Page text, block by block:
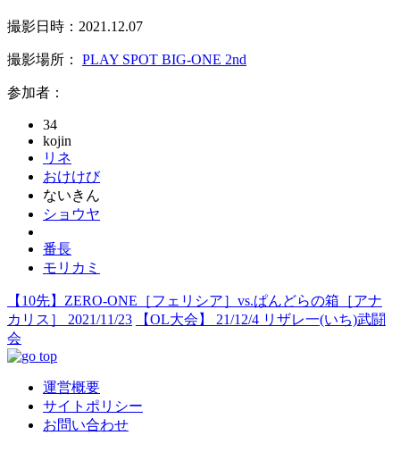
撮影日時：2021.12.07
撮影場所： PLAY SPOT BIG-ONE 2nd
参加者：
34
kojin
リネ
おけけび
ないきん
ショウヤ
番長
モリカミ
【10先】ZERO-ONE［フェリシア］vs.ぱんどらの箱［アナ
カリス］ 2021/11/23
【OL大会】 21/12/4 リザレ一(いち)武闘
会
運営概要
サイトポリシー
お問い合わせ